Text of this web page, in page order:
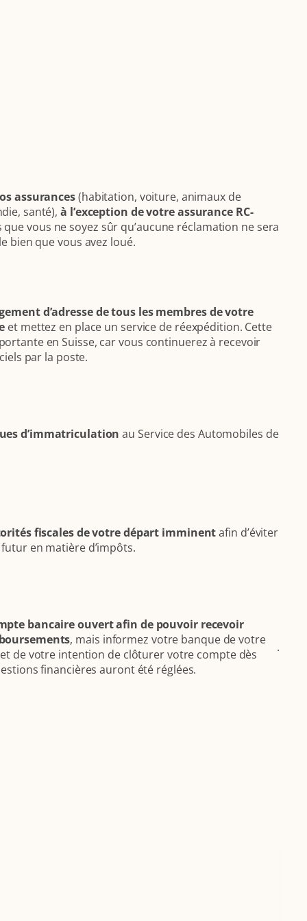
assurances(habitation, voiture, animaux de
santé),à l’exception de votre assurance RC-
que vous ne soyez sûr qu’aucune réclamation ne sera
bien que vous avez loué.
d’adresse de tous les membres de votre
et mettez en place un service de réexpédition. Cette
en Suisse, car vous continuerez à recevoir
par la poste.
d’immatriculation au Service des Automobiles de
fiscales de votre départ imminentafin d’éviter
en matière d’impôts.
bancaire ouvert afin de pouvoir recevoir
, mais informez votre banque de votre
de votre intention de clôturer votre compte dès
financières auront été réglées.
.